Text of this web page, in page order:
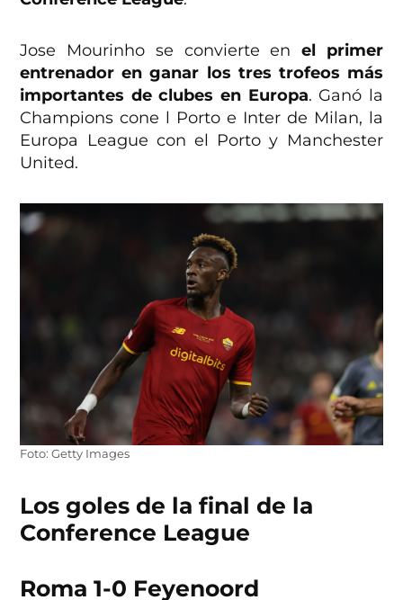
Jose Mourinho se convierte en el primer
entrenador en ganar los tres trofeos más
importantes de clubes en Europa. Ganó la
Champions cone l Porto e Inter de Milan, la
Europa League con el Porto y Manchester
United.
Foto: Getty Images
Los goles de la final de la
Conference League
Roma 1-0 Feyenoord